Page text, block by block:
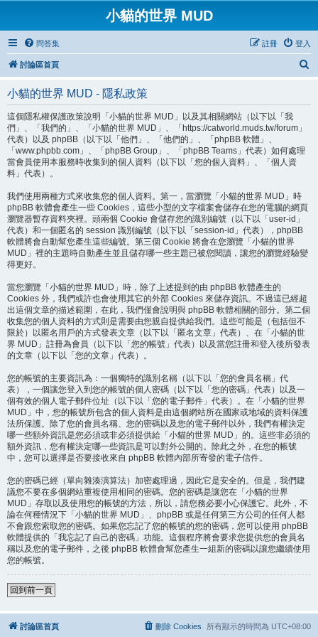
小貓的世界 MUD
問答集 登入
註冊
討論區首頁
小貓的世界 MUD - 隱私政策
這個隱私權保護政策說明「小貓的世界 MUD」以及其相關網站（以下以「我
們」、「我們的」、「小貓的世界 MUD」、「https://catworld.muds.tw/forum」
代表）以及 phpBB（以下以「他們」、「他們的」、「phpBB 軟體」、
「www.phpbb.com」、「phpBB Group」、「phpBB Teams」代表）如何處理
當會員使用本服務時收集到的個人資料（以下以「您的個人資料」、「個人資
料」代表）。
我們使用兩種方式來收集您的個人資料。第一，當瀏覽「小貓的世界 MUD」時
phpBB 軟體會產生一些 Cookies，這些小型的文字檔案會儲存在您的電腦的網頁
瀏覽器暫存資料夾裡。頭兩個 Cookie 會儲存您的識別編號（以下以「user-id」
代表）和一個匿名的 session 識別編號（以下以「session-id」代表），phpBB
軟體將會自動幫您產生這些編號。第三個 Cookie 將會在您瀏覽「小貓的世界
MUD」裡的主題時自動產生並且儲存哪一些主題已被您閱讀，讓您的瀏覽經驗變
得更好。
當您瀏覽「小貓的世界 MUD」時，除了上述提到的由 phpBB 軟體產生的
Cookies 外，我們或許也會使用其它的外部 Cookies 來儲存資訊。不過這已經超
出這個文章的描述範圍，在此，我們僅會說明與 phpBB 軟體相關的部分。第二個
收集您的個人資料的方式則是需要由您親自提供給我們。這些可能是（包括但不
限於）以匿名用戶的方式發表文章（以下以「匿名文章」代表）、在「小貓的世
界 MUD」註冊為會員（以下以「您的帳號」代表）以及當您註冊和登入後所發表
的文章（以下以「您的文章」代表）。
您的帳號的主要資訊為：一個獨特的識別名稱（以下以「您的會員名稱」代
表），一個讓您登入到您的帳號的個人密碼（以下以「您的密碼」代表）以及一
個有效的個人電子郵件位址（以下以「您的電子郵件」代表）。在「小貓的世界
MUD」中，您的帳號所包含的個人資料是由這個網站所在國家或地域的資料保護
法所保護。除了您的會員名稱、您的密碼以及您的電子郵件以外，我們有權決定
哪一些額外資訊是您必須或非必須提供給「小貓的世界 MUD」的。這些非必須的
額外資訊，您有權決定哪一些資訊是可以對外公開的。除此之外，在您的帳號
中，您可以選擇是否要接收來自 phpBB 軟體內部所寄發的電子信件。
您的密碼已經（單向雜湊演算法）加密處理過，因此它是安全的。但是，我們建
議您不要在多個網站重複使用相同的密碼。您的密碼是讓您在「小貓的世界
MUD」存取以及使用您的帳號的方法，所以，請您務必要小心保護它。此外，不
論在何種情況下「小貓的世界 MUD」、phpBB 或是任何第三方公司的任何人都
不會跟您索取您的密碼。如果您忘記了您的帳號的您的密碼，您可以使用 phpBB
軟體提供的「我忘記了自己的密碼」功能。這個程序將會要求您提供您的會員名
稱以及您的電子郵件，之後 phpBB 軟體會幫您產生一組新的密碼以讓您繼續使用
您的帳號。
回到前一頁
討論區首頁 所有顯示的時間為 UTC+08:00
刪除 Cookies